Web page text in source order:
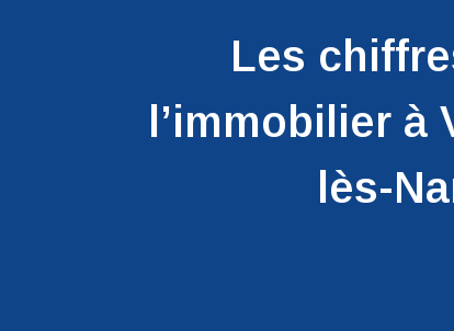
Les
l’immobilier
lès-